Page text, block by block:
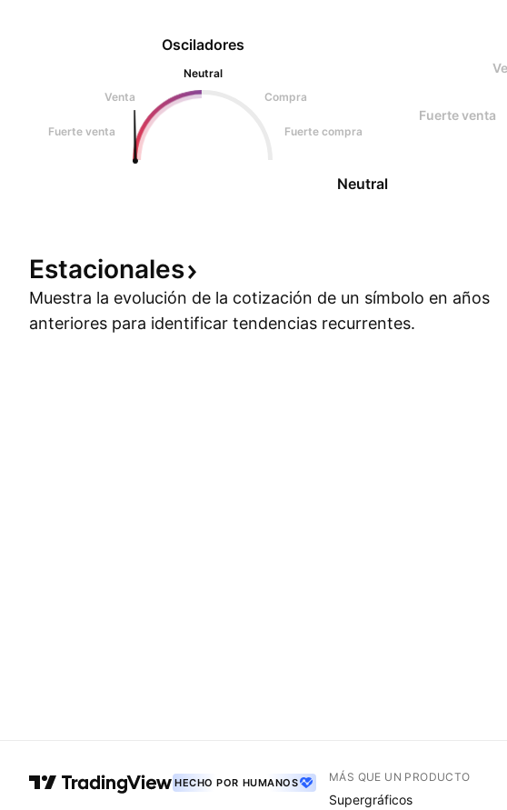
Osciladores
Neutral
Venta
Compra
Fuerte venta Fuerte compra
Neutral
Fuerte venta
Estacionales
Muestra la evolución de la cotización de un símbolo en años
anteriores para identificar tendencias recurrentes.
HECHO POR HUMANOS MÁS QUE UN PRODUCTO
Supergráficos